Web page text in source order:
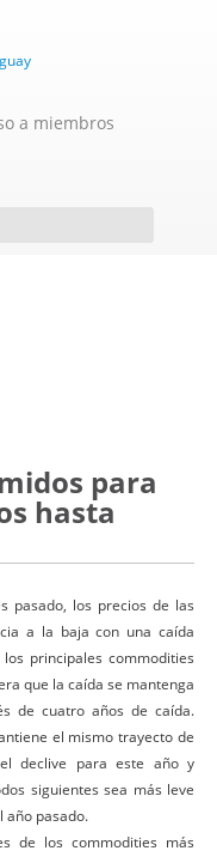
a miembros
para
hasta
pasado, los precios de las
a la baja con una caída
principales commodities
que la caída se mantenga
de cuatro años de caída.
el mismo trayecto de
declive para este año y
siguientes sea más leve
año pasado.
de los commodities más